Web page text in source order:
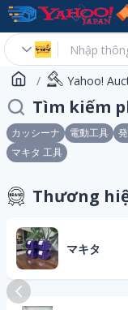
Yahoo!
Tìm kiếm
カッシーナ 電動工具
マキタ 工具
Thương
マキタ